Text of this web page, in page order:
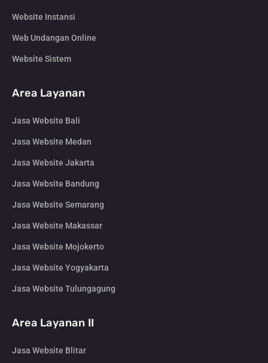
Website Instansi
Web Undangan Online
Website Sistem
Area Layanan
Jasa Website Bali
Jasa Website Medan
Jasa Website Jakarta
Jasa Website Bandung
Jasa Website Semarang
Jasa Website Makassar
Jasa Website Mojokerto
Jasa Website Yogyakarta
Jasa Website Tulungagung
Area Layanan II
Jasa Website Blitar